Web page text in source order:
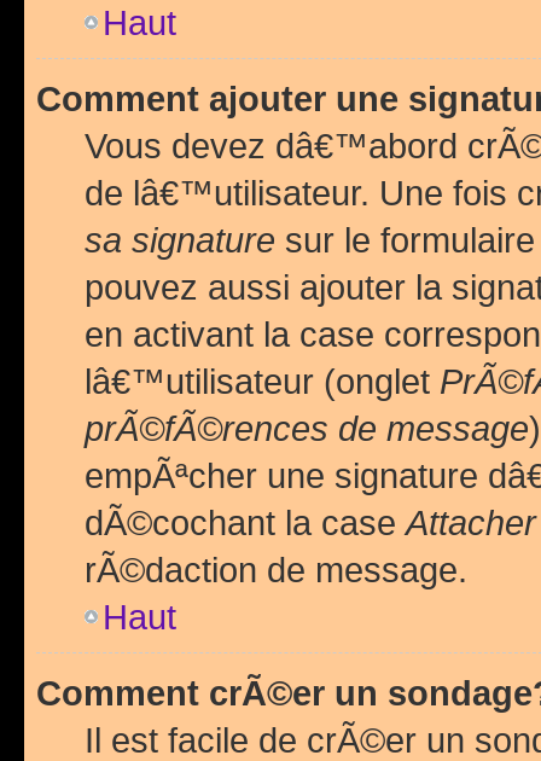
Haut
Comment ajouter une
Vous devez dâ€™abord
de lâ€™utilisateur. Une fois
sa signature sur le
pouvez aussi ajouter la
en activant la case
lâ€™utilisateur (onglet
prÃ©fÃ©rences de message
empÃªcher une signature
dÃ©cochant la case
rÃ©daction de message.
Haut
Comment crÃ©er un
Il est facile de crÃ©er un